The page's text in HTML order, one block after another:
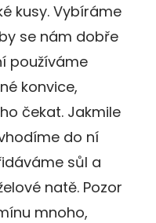
kusy. Vybíráme
se nám dobře
používáme
konvice,
čekat. Jakmile
do ní
sůl a
natě. Pozor
mnoho,